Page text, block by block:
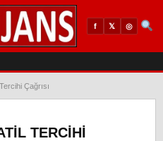
f 𝕏 ◎
Çağrısı
TERCIHI